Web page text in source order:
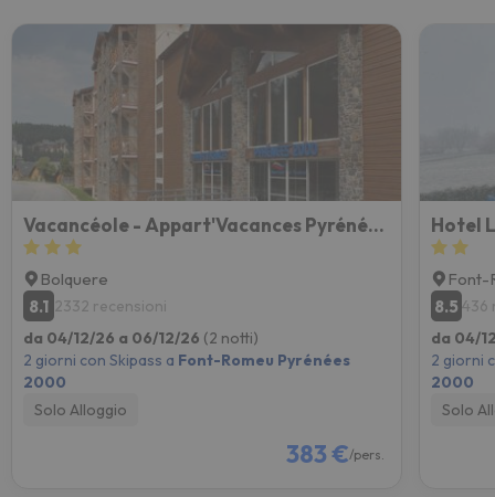
Vacancéole - Appart'Vacances Pyrénées 2000
Bolquere
8.1 2332 recensioni
da 04/12/26 a 06/12/26 (2 notti)
2 giorni con Skipass a Font-Romeu Pyrénées
2000
Solo Alloggio
383 €/pers.
Hotel
Font-
8.5 436
da 04/
2 giorni
2000
Solo